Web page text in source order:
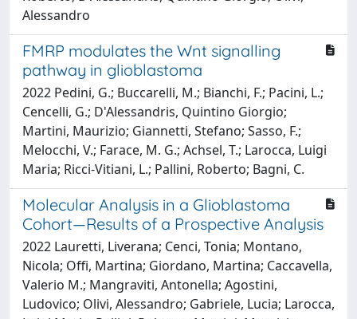
Alessandro
FMRP modulates the Wnt signalling
pathway in glioblastoma
2022 Pedini, G.; Buccarelli, M.; Bianchi, F.; Pacini, L.;
Cencelli, G.; D'Alessandris, Quintino Giorgio;
Martini, Maurizio; Giannetti, Stefano; Sasso, F.;
Melocchi, V.; Farace, M. G.; Achsel, T.; Larocca, Luigi
Maria; Ricci-Vitiani, L.; Pallini, Roberto; Bagni, C.
Molecular Analysis in a Glioblastoma
Cohort—Results of a Prospective Analysis
2022 Lauretti, Liverana; Cenci, Tonia; Montano,
Nicola; Offi, Martina; Giordano, Martina; Caccavella,
Valerio M.; Mangraviti, Antonella; Agostini,
Ludovico; Olivi, Alessandro; Gabriele, Lucia; Larocca,